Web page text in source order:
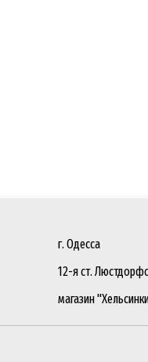
г. Одесса
12-я ст.
магазин